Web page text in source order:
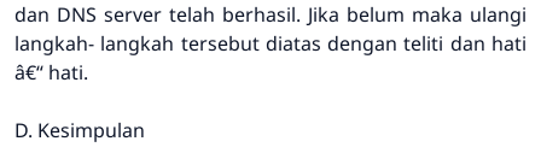
dan DNS server telah berhasil. Jika belum maka ulangi
langkah- langkah tersebut diatas dengan teliti dan hati
â€“ hati.
D. Kesimpulan